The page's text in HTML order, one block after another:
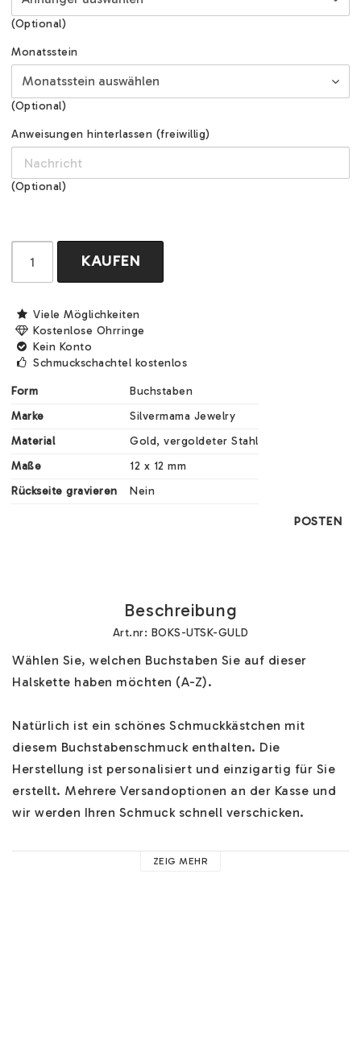
(Optional)
Monatsstein
(Optional)
Anweisungen hinterlassen (freiwillig)
(Optional)
KAUFEN
Viele Möglichkeiten
Kostenlose Ohrringe
Kein Konto
Schmuckschachtel kostenlos
Form
Buchstaben
Marke
Silvermama Jewelry
Material
Gold, vergoldeter Stahl
Maße
12 x 12 mm
Rückseite gravieren
Nein
POSTEN
Beschreibung
Art.nr: BOKS-UTSK-GULD
Wählen Sie, welchen Buchstaben Sie auf dieser
Halskette haben möchten (A-Z).
Natürlich ist ein schönes Schmuckkästchen mit
diesem Buchstabenschmuck enthalten. Die
Herstellung ist personalisiert und einzigartig für Sie
erstellt. Mehrere Versandoptionen an der Kasse und
wir werden Ihren Schmuck schnell verschicken.
Hilfe zu unserem Buchstabenschmuck finden Sie HIER.
ZEIG MEHR